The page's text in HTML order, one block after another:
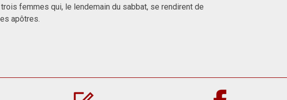
femmes qui, le lendemain du sabbat, se rendirent de
apôtres.